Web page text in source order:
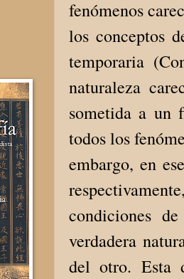
fenómenos
los conceptos
temporaria
naturaleza
sometida a un
todos los
embargo, en
condiciones
verdadera
del otro. Esta